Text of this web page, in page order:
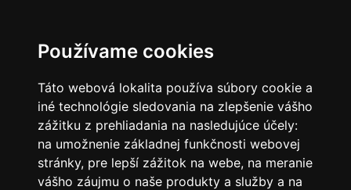
Používame cookies
Táto webová lokalita používa súbory cookie a
iné technológie sledovania na zlepšenie vášho
zážitku z prehliadania na nasledujúce účely:
na umožnenie základnej funkčnosti webovej
stránky, pre lepší zážitok na webe, na meranie
vášho záujmu o naše produkty a služby a na